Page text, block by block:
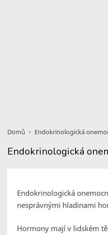
Domů Endokrinologická
Endokrinologická
Endokrinologická
nesprávnými hladinami
Hormony mají v lidském